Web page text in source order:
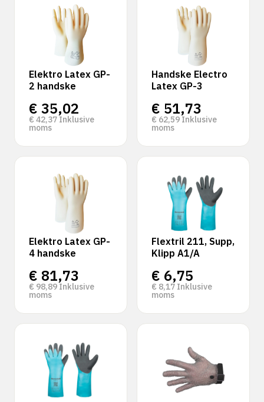
Elektro Latex GP-
2 handske
€ 35,02
€ 42,37 Inklusive
moms
Handske Electro
Latex GP-3
€ 51,73
€ 62,59 Inklusive
moms
Elektro Latex GP-
4 handske
€ 81,73
€ 98,89 Inklusive
moms
Flextril 211, Supp,
Klipp A1/A
€ 6,75
€ 8,17 Inklusive
moms